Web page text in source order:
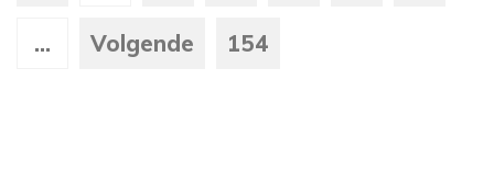
... Volgende 154